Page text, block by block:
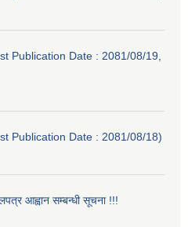
Publication Date : 2081/08/19,
Publication Date : 2081/08/18)
आह्वान सम्बन्धी सूचना !!!